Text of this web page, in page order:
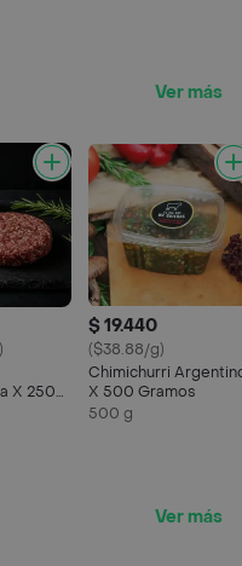
Ver más
X 250
$ 19.440
($38.88/g)
Chimichurri
X 500 Gramos
500 g
Ver más